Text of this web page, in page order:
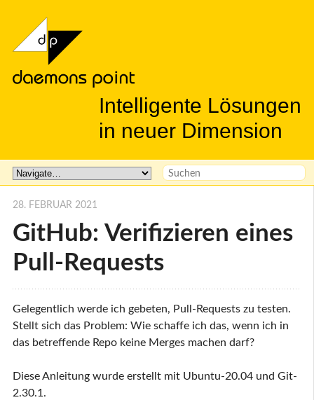
Intelligente Lösungen
in neuer Dimension
GitHub: Verifizieren eines
Pull-Requests
28. FEBRUAR 2021
Gelegentlich werde ich gebeten, Pull-Requests zu testen.
Stellt sich das Problem: Wie schaffe ich das, wenn ich in
das betreffende Repo keine Merges machen darf?
Diese Anleitung wurde erstellt mit Ubuntu-20.04 und Git-
2.30.1.